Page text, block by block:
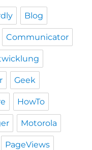
Blog
Communicator
Geek
HowTo
Motorola
PageViews